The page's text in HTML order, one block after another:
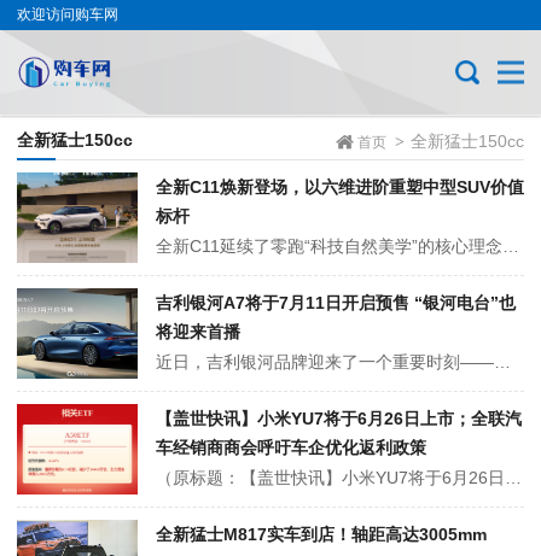
欢迎访问购车网
首页 > 全新猛士150cc
全新猛士150cc
全新C11焕新登场，以六维进阶重塑中型SUV价值
标杆
吉利银河A7将于7月11日开启预售 “银河电台”也
将迎来首播
【盖世快讯】小米YU7将于6月26日上市；全联汽
车经销商商会呼吁车企优化返利政策
全新猛士M817实车到店！轴距高达3005mm